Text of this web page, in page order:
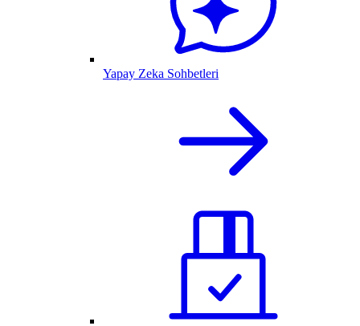
Yapay Zeka Sohbetleri